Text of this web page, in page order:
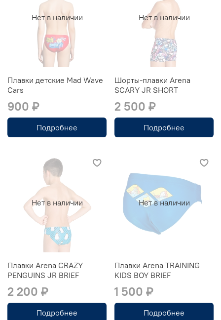
Нет в наличии
Плавки детские Mad Wave
Cars
900 ₽
Подробнее
Нет в наличии
Шорты-плавки Arena
SCARY JR SHORT
2 500 ₽
Подробнее
Нет в наличии
Плавки Arena CRAZY
PENGUINS JR BRIEF
2 200 ₽
Подробнее
Нет в наличии
Плавки Arena TRAINING
KIDS BOY BRIEF
1 500 ₽
Подробнее